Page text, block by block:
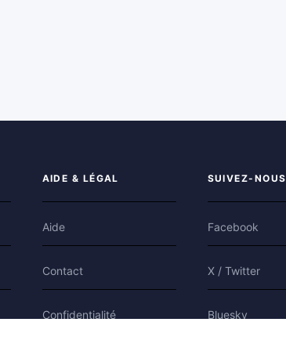
AIDE & LÉGAL
Aide
Contact
Confidentialité
SUIVEZ-NOUS
Facebook
X / Twitter
Bluesky